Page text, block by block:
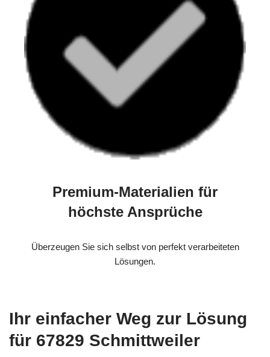
Premium-Materialien für
höchste Ansprüche
Überzeugen Sie sich selbst von perfekt verarbeiteten
Lösungen.
Ihr einfacher Weg zur Lösung
für 67829 Schmittweiler